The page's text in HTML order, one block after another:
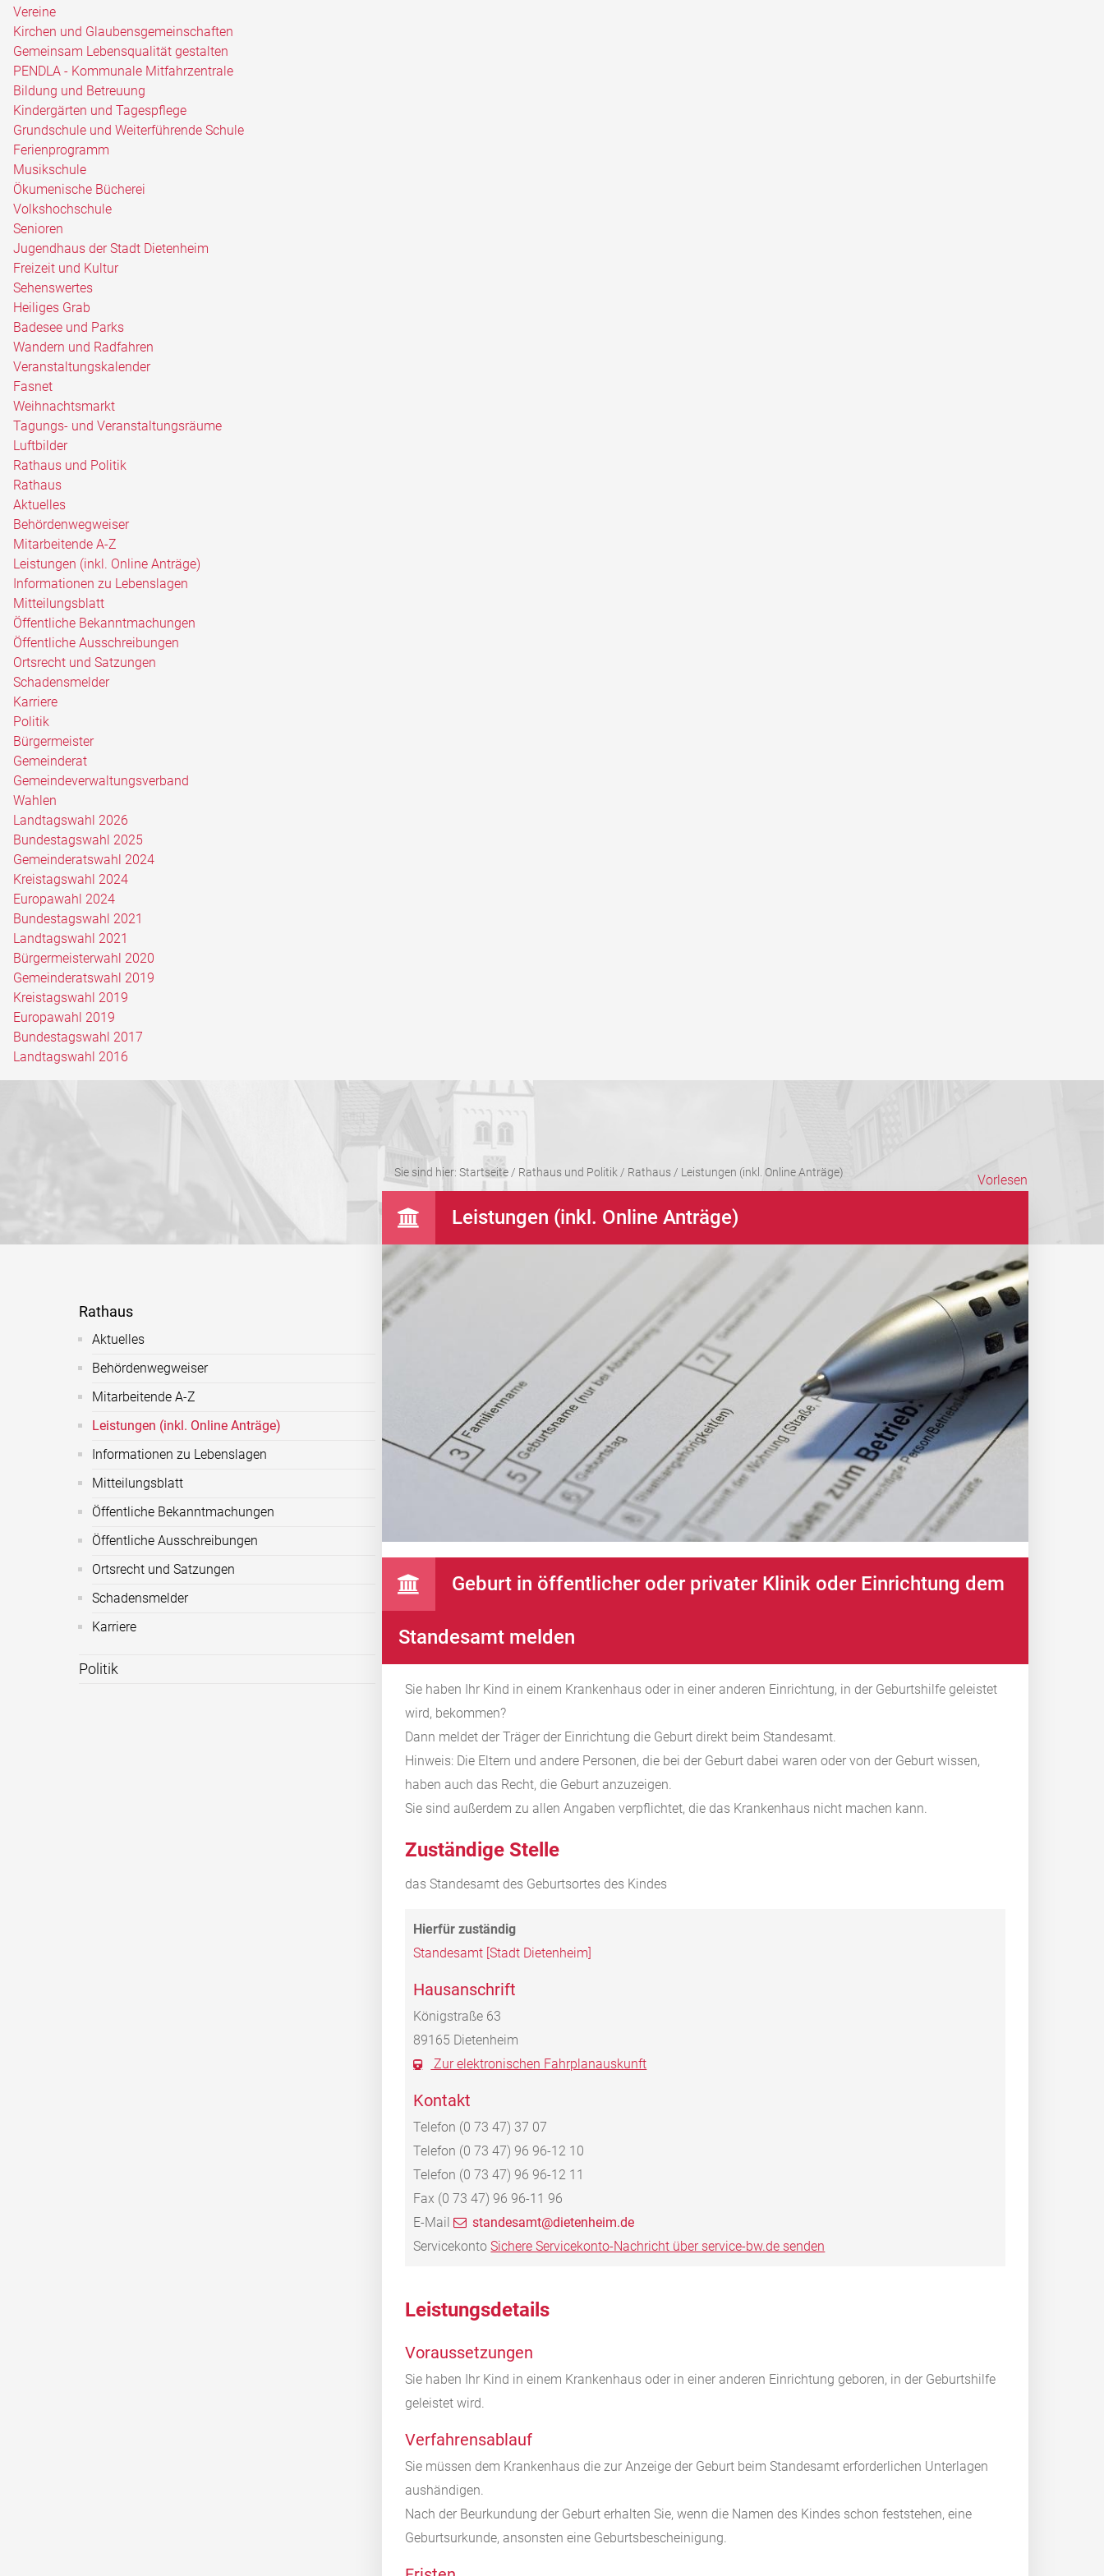
Vereine
Kirchen und Glaubensgemeinschaften
Gemeinsam Lebensqualität gestalten
PENDLA - Kommunale Mitfahrzentrale
Bildung und Betreuung
Kindergärten und Tagespflege
Grundschule und Weiterführende Schule
Ferienprogramm
Musikschule
Ökumenische Bücherei
Volkshochschule
Senioren
Jugendhaus der Stadt Dietenheim
Freizeit und Kultur
Sehenswertes
Heiliges Grab
Badesee und Parks
Wandern und Radfahren
Veranstaltungskalender
Fasnet
Weihnachtsmarkt
Tagungs- und Veranstaltungsräume
Luftbilder
Rathaus und Politik
Rathaus
Aktuelles
Behördenwegweiser
Mitarbeitende A-Z
Leistungen (inkl. Online Anträge)
Informationen zu Lebenslagen
Mitteilungsblatt
Öffentliche Bekanntmachungen
Öffentliche Ausschreibungen
Ortsrecht und Satzungen
Schadensmelder
Karriere
Politik
Bürgermeister
Gemeinderat
Gemeindeverwaltungsverband
Wahlen
Landtagswahl 2026
Bundestagswahl 2025
Gemeinderatswahl 2024
Kreistagswahl 2024
Europawahl 2024
Bundestagswahl 2021
Landtagswahl 2021
Bürgermeisterwahl 2020
Gemeinderatswahl 2019
Kreistagswahl 2019
Europawahl 2019
Bundestagswahl 2017
Landtagswahl 2016
Sie sind hier: Startseite/ Rathaus und Politik / Rathaus/ Leistungen (inkl. Online Anträge) Vorlesen
Rathaus
Aktuelles
Behördenwegweiser
Mitarbeitende A-Z
Leistungen (inkl. Online Anträge)
Informationen zu Lebenslagen
Mitteilungsblatt
Öffentliche Bekanntmachungen
Öffentliche Ausschreibungen
Ortsrecht und Satzungen
Schadensmelder
Karriere
Politik
Leistungen (inkl. Online Anträge)
Geburt in öffentlicher oder privater Klinik oder Einrichtung dem
Standesamt melden
Sie haben Ihr Kind in einem Krankenhaus oder in einer anderen Einrichtung, in der Geburtshilfe geleistet
wird, bekommen?
Dann meldet der Träger der Einrichtung die Geburt direkt beim Standesamt.
Hinweis: Die Eltern und andere Personen, die bei der Geburt dabei waren oder von der Geburt wissen,
haben auch das Recht, die Geburt anzuzeigen.
Sie sind außerdem zu allen Angaben verpflichtet, die das Krankenhaus nicht machen kann.
Zuständige Stelle
das Standesamt des Geburtsortes des Kindes
Standesamt [Stadt Dietenheim]
Hausanschrift
Königstraße 63
89165 Dietenheim
Zur elektronischen Fahrplanauskunft
Kontakt
Telefon (0 73 47) 37 07
Telefon (0 73 47) 96 96-12 10
Telefon (0 73 47) 96 96-12 11
Fax (0 73 47) 96 96-11 96
E-Mail
standesamt@dietenheim.de
Servicekonto Sichere Servicekonto-Nachricht über service-bw.de senden
Leistungsdetails
Voraussetzungen
Sie haben Ihr Kind in einem Krankenhaus oder in einer anderen Einrichtung geboren, in der Geburtshilfe
geleistet wird.
Verfahrensablauf
Sie müssen dem Krankenhaus die zur Anzeige der Geburt beim Standesamt erforderlichen Unterlagen
aushändigen.
Nach der Beurkundung der Geburt erhalten Sie, wenn die Namen des Kindes schon feststehen, eine
Geburtsurkunde, ansonsten eine Geburtsbescheinigung.